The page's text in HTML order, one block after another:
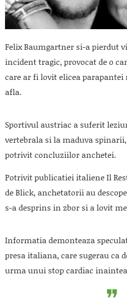
Felix Baumgartner si-a pierdut
incident tragic, provocat de o
care ar fi lovit elicea
afla.
Sportivul austriac a suferit
vertebrala si la maduva
potrivit concluziilor anchetei.
Potrivit publicatiei italieneIl
deBlick, anchetatorii au
s-a desprins in zbor si a lovit
Informatia demonteaza
presa italiana, care sugerau ca
urma unui stop cardiac